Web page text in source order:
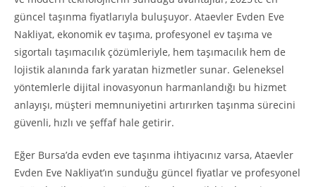
güncel taşınma fiyatlarıyla buluşuyor. Ataevler Evden Eve
Nakliyat, ekonomik ev taşıma, profesyonel ev taşıma ve
sigortalı taşımacılık çözümleriyle, hem taşımacılık hem de
lojistik alanında fark yaratan hizmetler sunar. Geleneksel
yöntemlerle dijital inovasyonun harmanlandığı bu hizmet
anlayışı, müşteri memnuniyetini artırırken taşınma sürecini
güvenli, hızlı ve şeffaf hale getirir.
Eğer Bursa’da evden eve taşınma ihtiyacınız varsa, Ataevler
Evden Eve Nakliyat’ın sunduğu güncel fiyatlar ve profesyonel